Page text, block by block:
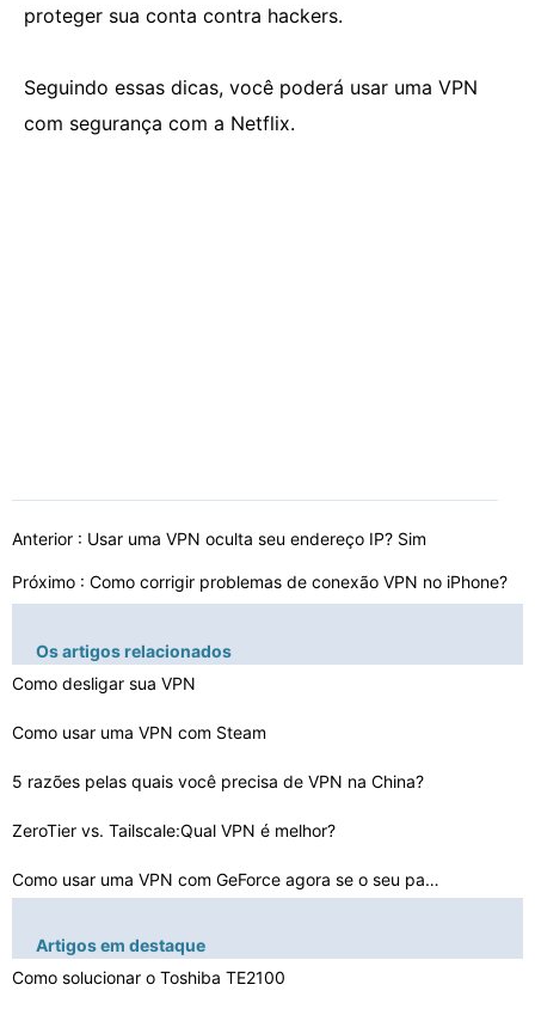
proteger sua conta contra hackers.
Seguindo essas dicas, você poderá usar uma VPN
com segurança com a Netflix.
Anterior : Usar uma VPN oculta seu endereço IP? Sim
Próximo : Como corrigir problemas de conexão VPN no iPhone?
Os artigos relacionados
Como desligar sua VPN
Como usar uma VPN com Steam
5 razões pelas quais você precisa de VPN na China?
ZeroTier vs. Tailscale:Qual VPN é melhor?
Como usar uma VPN com GeForce agora se o seu país não…
Melhores serviços VPN 2023:o que há nos EUA?
Artigos em destaque
Como solucionar o Toshiba TE2100